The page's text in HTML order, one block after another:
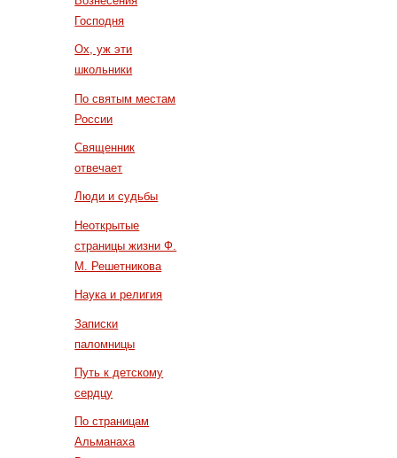
Господня
Ох, уж эти
школьники
По святым местам
России
Священник
отвечает
Люди и судьбы
Неоткрытые
страницы жизни Ф.
М. Решетникова
Наука и религия
Записки
паломницы
Путь к детскому
сердцу
По страницам
Альманаха